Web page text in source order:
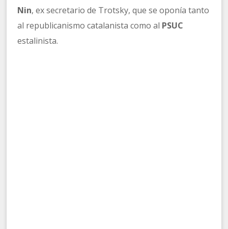
Nin, ex secretario de Trotsky, que se oponía tanto
al republicanismo catalanista como al PSUC
estalinista.